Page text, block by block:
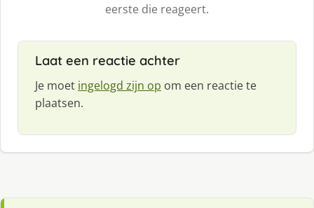
eerste die reageert.
Laat een reactie achter
Je moet ingelogd zijn op om een reactie te
plaatsen.